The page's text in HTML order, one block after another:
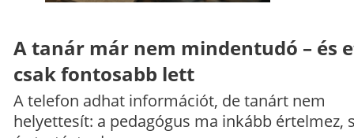
A tanár már nem mindentudó – és
csak fontosabb lett
A telefon adhat információt, de tanárt nem
helyettesít: a pedagógus ma inkább értelmez,